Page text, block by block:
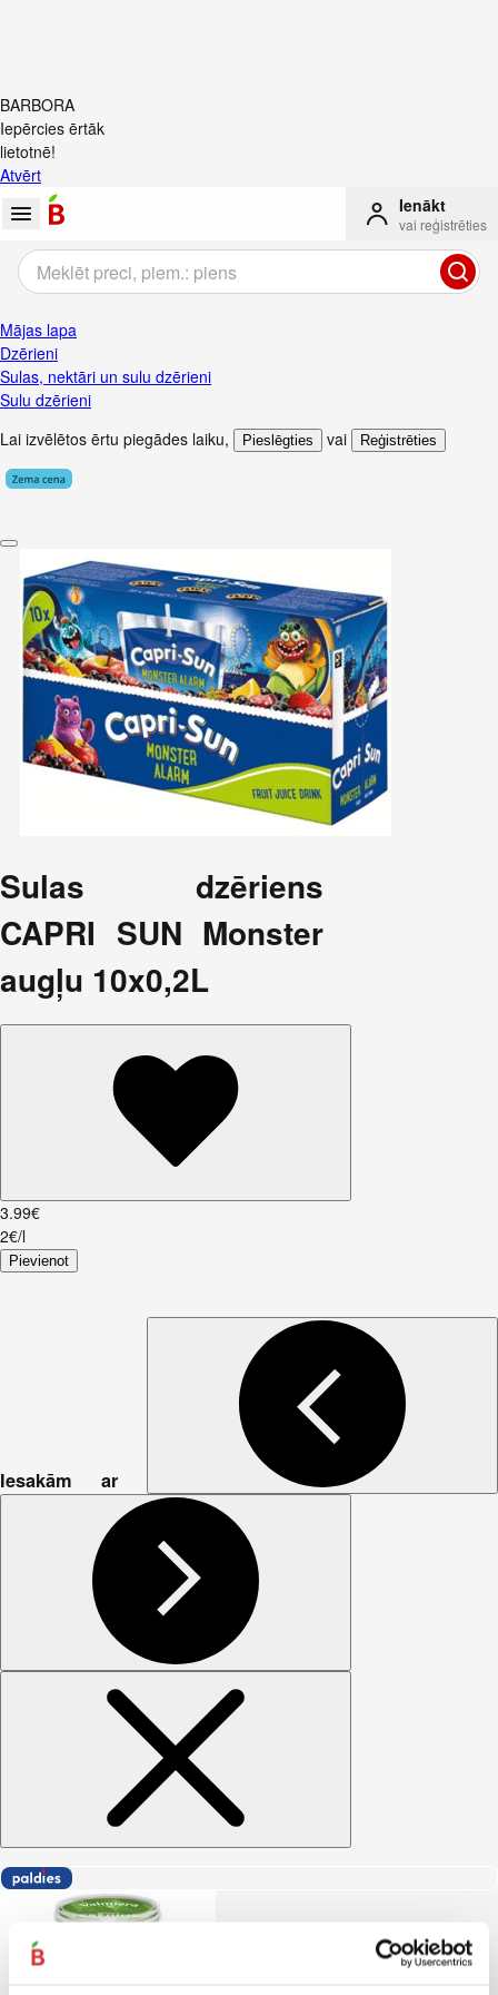
BARBORA
Iepērcies ērtāk
lietotnē!
Atvērt
Ienākt
vai reģistrēties
Mājas lapa
Dzērieni
Sulas, nektāri un sulu dzērieni
Sulu dzērieni
Lai izvēlētos ērtu piegādes laiku, Pieslēgties vai Reģistrēties
Sulas dzēriens
CAPRI SUN Monster
augļu 10x0,2L
3.99€
2€/l
Pievienot
Iesakām ar